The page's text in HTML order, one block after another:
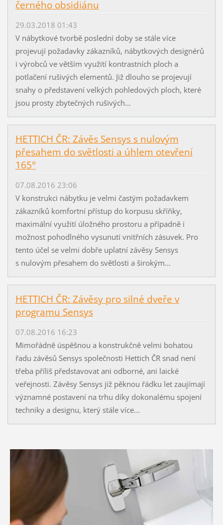
černého obsidiánu
29.03.2018 01:43
V nábytkové tvorbě poslední doby se stále více
projevují požadavky zákazníků, nábytkových designérů
i výrobců ve větším využití kontrastních ploch a
potlačení rušivých elementů. Již dlouho se projevují
snahy o představení velkých pohledových ploch, které
jsou prosty zbytečných rušivých...
HETTICH ČR: Závěs Sensys s nulovým
přesahem do světlosti a úhlem otevření
165°
07.08.2016 23:06
V konstrukci nábytku je velmi častým požadavkem
zákazníků komfortní přístup do korpusu skříňky,
maximální využití úložného prostoru a případně i
možnost pohodlného vysunutí vnitřních zásuvek. Pro
tento účel se velmi dobře uplatní závěsy Sensys
s nulovým přesahem do světlosti a širokým...
HETTICH ČR: Závěsy pro silné dveře v
programu Sensys
07.08.2016 16:23
Mimořádně úspěšnou a konstrukčně velmi bohatou
řadu závěsů Sensys společnosti Hettich ČR snad není
třeba příliš představovat ani odborné, ani laické
veřejnosti. Závěsy Sensys již pěknou řádku let zaujímají
významné postavení na trhu díky dokonalému spojení
techniky a designu, který stále více...